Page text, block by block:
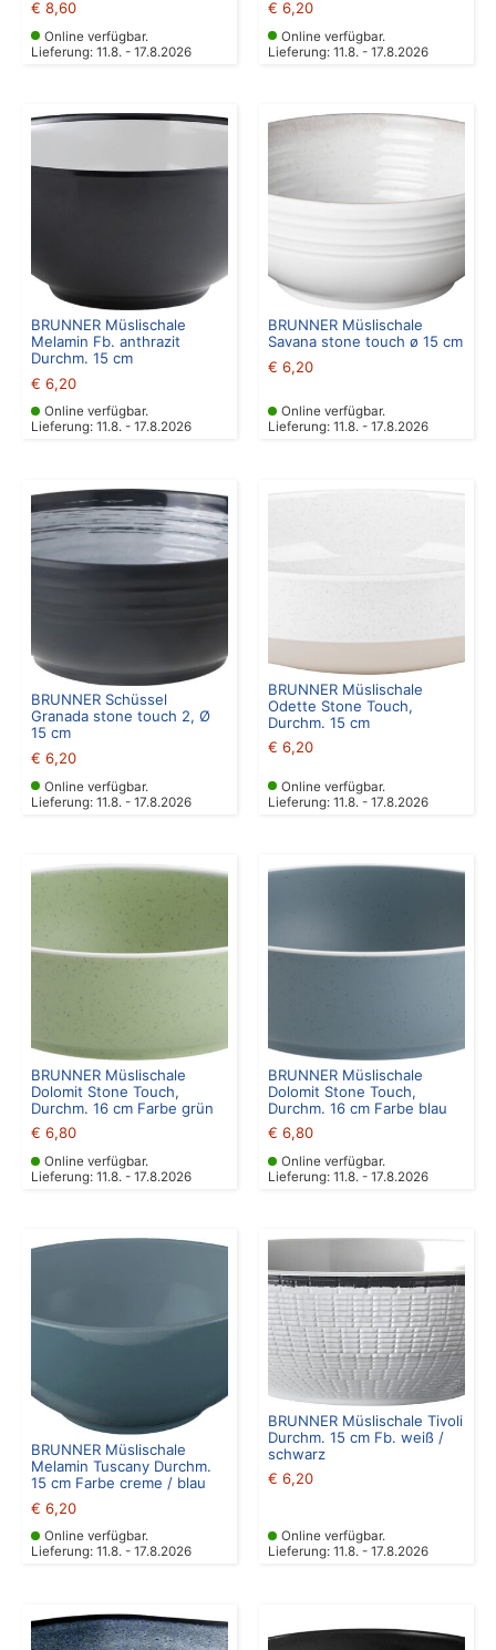
€ 8,60
Online verfügbar.
Lieferung: 11.8. - 17.8.2026
€ 6,20
Online verfügbar.
Lieferung: 11.8. - 17.8.2026
BRUNNER Müslischale
Melamin Fb. anthrazit
Durchm. 15 cm
€ 6,20
Online verfügbar.
Lieferung: 11.8. - 17.8.2026
BRUNNER Müslischale
Savana stone touch ø 15 cm
€ 6,20
Online verfügbar.
Lieferung: 11.8. - 17.8.2026
BRUNNER Schüssel
Granada stone touch 2, Ø
15 cm
€ 6,20
Online verfügbar.
Lieferung: 11.8. - 17.8.2026
BRUNNER Müslischale
Odette Stone Touch,
Durchm. 15 cm
€ 6,20
Online verfügbar.
Lieferung: 11.8. - 17.8.2026
BRUNNER Müslischale
Dolomit Stone Touch,
Durchm. 16 cm Farbe grün
€ 6,80
Online verfügbar.
Lieferung: 11.8. - 17.8.2026
BRUNNER Müslischale
Dolomit Stone Touch,
Durchm. 16 cm Farbe blau
€ 6,80
Online verfügbar.
Lieferung: 11.8. - 17.8.2026
BRUNNER Müslischale
Melamin Tuscany Durchm.
15 cm Farbe creme / blau
€ 6,20
Online verfügbar.
Lieferung: 11.8. - 17.8.2026
BRUNNER Müslischale Tivoli
Durchm. 15 cm Fb. weiß /
schwarz
€ 6,20
Online verfügbar.
Lieferung: 11.8. - 17.8.2026